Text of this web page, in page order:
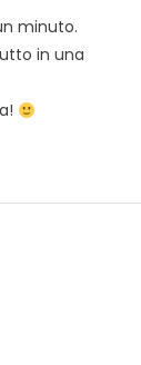
minuto.
in una